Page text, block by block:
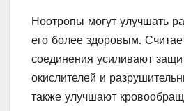
Ноотропы могут улучшать
его более здоровым.
соединения усиливают
окислителей и
также улучшают